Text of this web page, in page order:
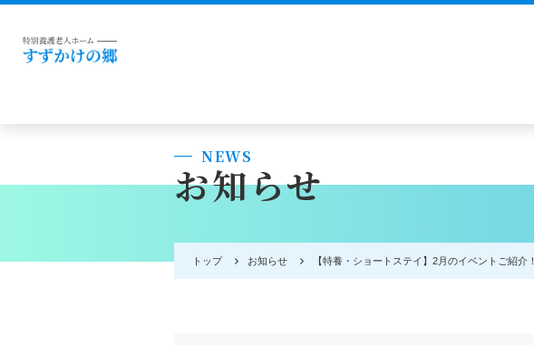
NEWS
お知らせ
トップ お知らせ 【特養・ショートステイ】2月のイベントご紹介！